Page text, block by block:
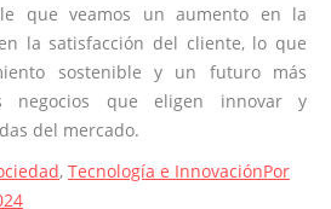
que veamos un aumento en la
la satisfacción del cliente, lo que
sostenible y un futuro más
negocios que eligen innovar y
del mercado.
, Tecnología e InnovaciónPor